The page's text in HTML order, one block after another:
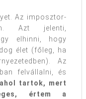
Az imposztor-
Azt jelenti,
elhinni, hogy
élet (főleg, ha
Az
felvállalni, és
tartok, mert
értem a